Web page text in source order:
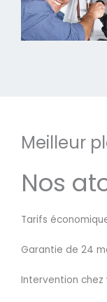
Meilleur
Nos
Tarifs
Garantie de 24
Intervention chez